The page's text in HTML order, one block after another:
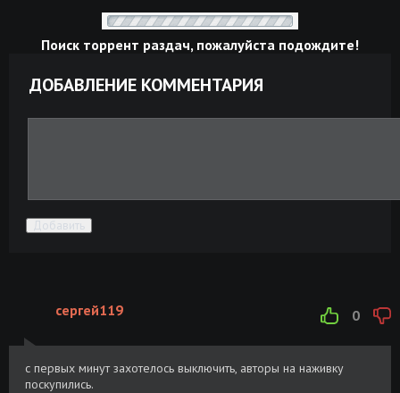
Поиск торрент раздач, пожалуйста подождите!
ДОБАВЛЕНИЕ КОММЕНТАРИЯ
Добавить
0
сергей119
с первых минут захотелось выключить, авторы на наживку
поскупились.